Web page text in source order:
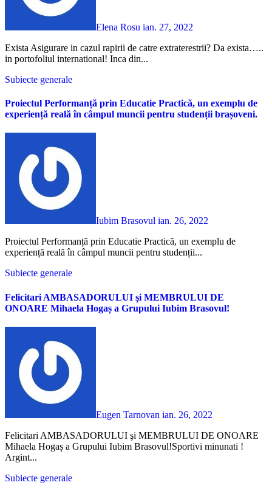
Elena Rosu ian. 27, 2022
Exista Asigurare in cazul rapirii de catre extraterestrii? Da exista…..
in portofoliul international! Inca din...
Subiecte generale
Proiectul Performanță prin Educatie Practică, un exemplu de
experiență reală în câmpul muncii pentru studenții brașoveni.
Iubim Brasovul ian. 26, 2022
Proiectul Performanță prin Educatie Practică, un exemplu de
experiență reală în câmpul muncii pentru studenții...
Subiecte generale
Felicitari AMBASADORULUI şi MEMBRULUI DE
ONOARE Mihaela Hogaș a Grupului Iubim Brasovul!
Eugen Tarnovan ian. 26, 2022
Felicitari AMBASADORULUI şi MEMBRULUI DE ONOARE
Mihaela Hogaș a Grupului Iubim Brasovul!Sportivi minunati !
Argint...
Subiecte generale